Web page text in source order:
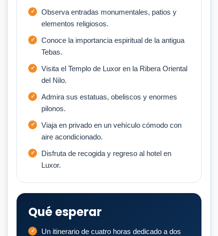
Observa entradas monumentales, patios y
elementos religiosos.
Conoce la importancia espiritual de la antigua
Tebas.
Visita el Templo de Luxor en la Ribera Oriental
del Nilo.
Admira sus estatuas, obeliscos y enormes
pilonos.
Viaja en privado en un vehículo cómodo con
aire acondicionado.
Disfruta de recogida y regreso al hotel en
Luxor.
Qué esperar
Un itinerario de cuatro horas dedicado a dos